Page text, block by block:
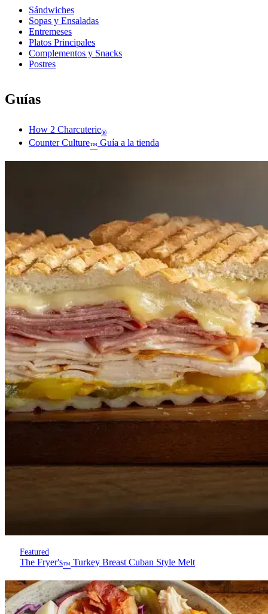
Sándwiches
Sopas y Ensaladas
Entremeses
Platos Principales
Complementos y Snacks
Postres
Guías
How 2 Charcuterie®
Counter Culture™ Guía a la tienda
Featured
The Fryer's™ Turkey Breast Cuban Style Melt